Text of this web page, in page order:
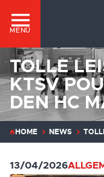
MENÜ
TOLLE
KTSV
DEN HC
HOME NEWS
13/04/2026